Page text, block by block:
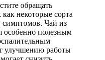
обращать
некоторые сорта
симптомов. Чай из
особенно полезным
улучшению работы